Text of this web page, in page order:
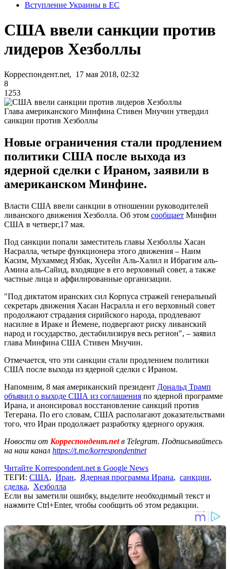
Вступление Украины в ЕС
США ввели санкции против
лидеров Хезболлы
Корреспондент.net, 17 мая 2018, 02:32
8
1253
Глава американского Минфина Стивен Мнучин утвердил
санкции против Хезболлы
Новые ограничения стали продлением
политики США после выхода из
ядерной сделки с Ираном, заявили в
американском Минфине.
Власти США ввели санкции в отношении руководителей
ливанского движения Хезболла. Об этом сообщает Минфин
США в четверг,17 мая.
Под санкции попали заместитель главы Хезболлы Хасан
Насралла, четыре функционера этого движения – Наим
Касим, Мухаммед Язбак, Хусейн Аль-Халил и Ибрагим аль-
Амина аль-Сайид, входящие в его верховный совет, а также
частные лица и аффилированные организации.
"Под диктатом иранских сил Корпуса стражей генеральный
секретарь движения Хасан Насралла и его верховный совет
продолжают страдания сирийского народа, продлевают
насилие в Ираке и Йемене, подвергают риску ливанский
народ и государство, дестабилизируя весь регион", – заявил
глава Минфина США Стивен Мнучин.
Отмечается, что эти санкции стали продлением политики
США после выхода из ядерной сделки с Ираном.
Напомним, 8 мая американский президент Дональд Трамп
объявил о выходе США из соглашения по ядерной программе
Ирана, и анонсировал восстановление санкций против
Тегерана. По его словам, США располагают доказательствами
того, что Иран продолжает разработку ядерного оружия.
Новости от Корреспондент.netв Telegram. Подписывайтесь
на наш канал https://t.me/korrespondentnet
Читайте Korrespondent.net в Google News
ТЕГИ: США, Иран, Ядерная программа Ирана, санкции,
сделка, Хезболла
Если вы заметили ошибку, выделите необходимый текст и
нажмите Ctrl+Enter, чтобы сообщить об этом редакции.